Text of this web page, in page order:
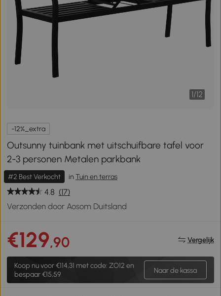
1/12
-12%_extra
Outsunny tuinbank met uitschuifbare tafel voor
2-3 personen Metalen parkbank
#2 Best Verkocht in Tuin en terras
4.8 (17)
Verzonden door Aosom Duitsland
€129,90 Vergelijk
Koop nu voor €114,31 met code: ZO12 en
bespaar €15,59
Naar de kassa